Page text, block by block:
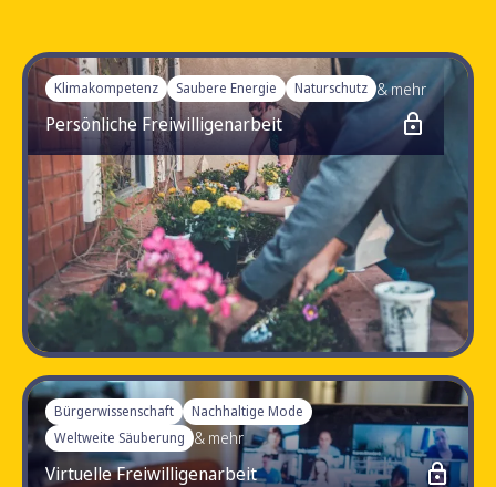
Klimakompetenz Saubere Energie Naturschutz & mehr
Persönliche Freiwilligenarbeit
4.8
Bürgerwissenschaft
Nachhaltige Mode
Weltweite Säuberung & mehr
Virtuelle Freiwilligenarbeit